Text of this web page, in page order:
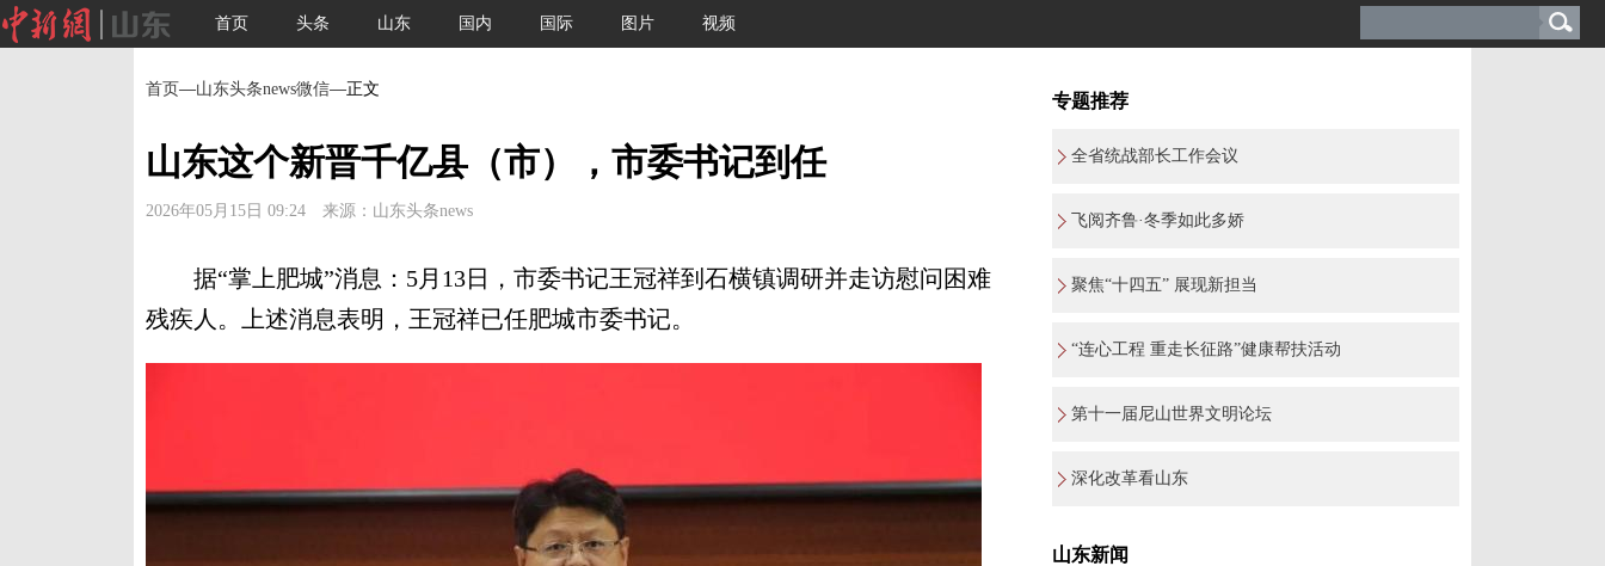
首页 头条 山东 国内 国际 图片 视频
首页—山东头条news微信—正文
山东这个新晋千亿县（市），市委书记到任
2026年05月15日 09:24 来源：山东头条news
据“掌上肥城”消息：5月13日，市委书记王冠祥到石横镇调研并走访慰问困难
残疾人。上述消息表明，王冠祥已任肥城市委书记。
专题推荐
全省统战部长工作会议
飞阅齐鲁·冬季如此多娇
聚焦“十四五” 展现新担当
“连心工程 重走长征路”健康帮扶活动
第十一届尼山世界文明论坛
深化改革看山东
山东新闻